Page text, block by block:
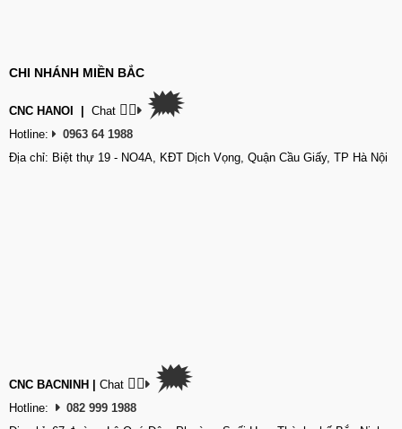
CHI NHÁNH MIỀN BẮC
CNC HANOI Chat 👉🏽 🗯
Hotline:
0963 64 1988
Địa chỉ: Biệt thự 19 - NO4A, KĐT Dịch Vọng, Quận Cầu Giấy, TP Hà Nội
CNC BACNINH Chat 👉🏽 🗯
Hotline:
082 999 1988